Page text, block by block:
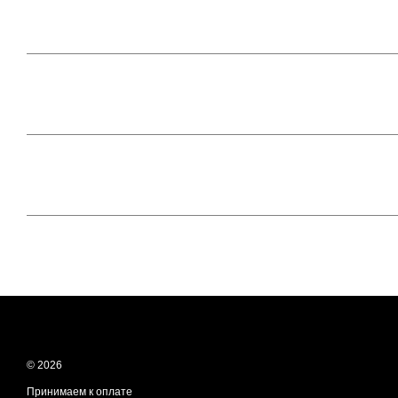
© 2026
Принимаем к оплате